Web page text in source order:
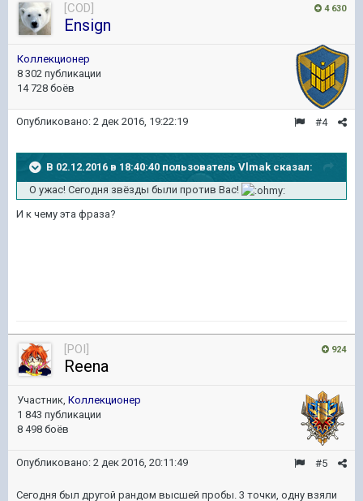
4 630
[COD]
Ensign
Коллекционер
8 302 публикации
14 728 боёв
#4
Опубликовано: 2 дек 2016, 19:22:19
В 02.12.2016 в 18:40:40 пользователь Vlmak сказал:
О ужас! Сегодня звёзды были против Вас!
И к чему эта фраза?
924
[POI]
Reena
Участник, Коллекционер
1 843 публикации
8 498 боёв
#5
Опубликовано: 2 дек 2016, 20:11:49
Сегодня был другой рандом высшей пробы. 3 точки, одну взяли